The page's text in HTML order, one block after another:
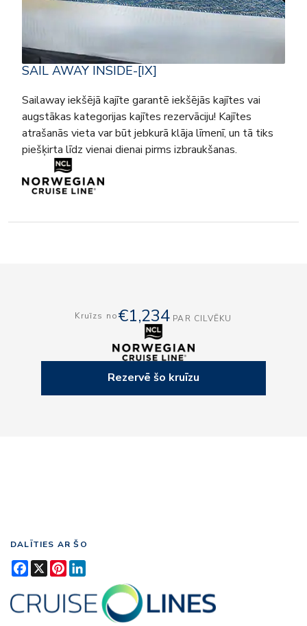
SAIL AWAY INSIDE-[IX]
Sailaway iekšējā kajīte garantē iekšējās kajītes vai
augstākas kategorijas kajītes rezervāciju! Kajītes
atrašanās vieta var būt jebkurā klāja līmenī, un tā tiks
piešķirta līdz vienai dienai pirms izbraukšanas.
Kruīzs no€1,234 PAR CILVĒKU
Rezervē šo kruīzu
DALĪTIES AR ŠO
Facebook
X Pinterest